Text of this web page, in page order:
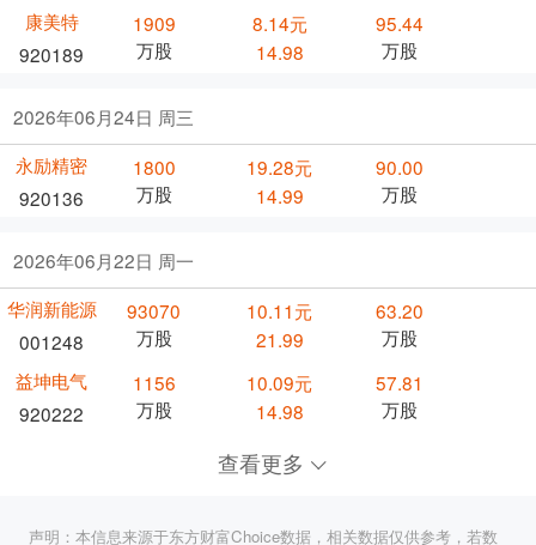
康美特
920189
1909
万股
8.14元
14.98
95.44
万股
2026年06月24日 周三
永励精密
920136
1800
万股
19.28元
14.99
90.00
万股
2026年06月22日 周一
华润新能源
001248
93070
万股
10.11元
21.99
63.20
万股
益坤电气
920222
1156
万股
10.09元
14.98
57.81
万股
查看更多
声明：本信息来源于东方财富Choice数据，相关数据仅供参考，若数